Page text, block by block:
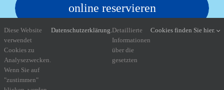
online reservieren
telefonische Anfragen unter +43 676 654 77 41
Diese Website
verwendet
Cookies zu
Analysezwecken.
Wenn Sie auf
"zustimmen"
Datenschutzerklärung.Detaillierte
Informationen
über die
gesetzten
Cookies finden Sie hier.